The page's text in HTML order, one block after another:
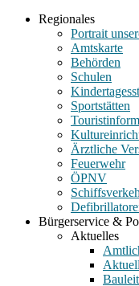
Regionales
Portrait
Amtskarte
Behörden
Schulen
Sportstätten
Ärztliche
Feuerwehr
ÖPNV
Bürgerservice &
Aktuelles